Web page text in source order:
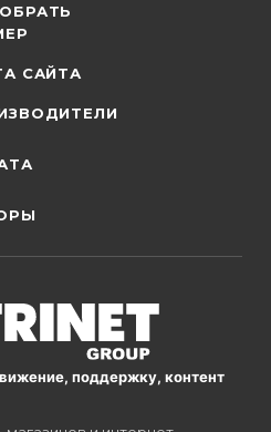
САЙТА
поддержку, контент